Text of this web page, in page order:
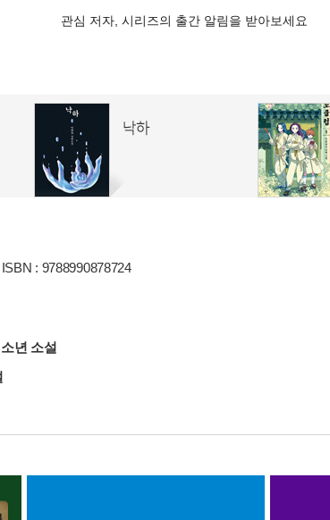
관심 저자, 시리즈의 출간 알림을 받아보세요
ISBN : 9788990878724
년 소설